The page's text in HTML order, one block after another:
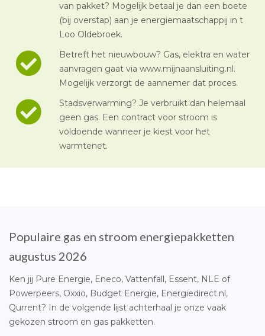
van pakket? Mogelijk betaal je dan een boete
(bij overstap) aan je energiemaatschappij in t
Loo Oldebroek.
Betreft het nieuwbouw? Gas, elektra en water
aanvragen gaat via www.mijnaansluiting.nl.
Mogelijk verzorgt de aannemer dat proces.
Stadsverwarming? Je verbruikt dan helemaal
geen gas. Een contract voor stroom is
voldoende wanneer je kiest voor het
warmtenet.
Populaire gas en stroom energiepakketten
augustus 2026
Ken jij Pure Energie, Eneco, Vattenfall, Essent, NLE of
Powerpeers, Oxxio, Budget Energie, Energiedirect.nl,
Qurrent? In de volgende lijst achterhaal je onze vaak
gekozen stroom en gas pakketten.